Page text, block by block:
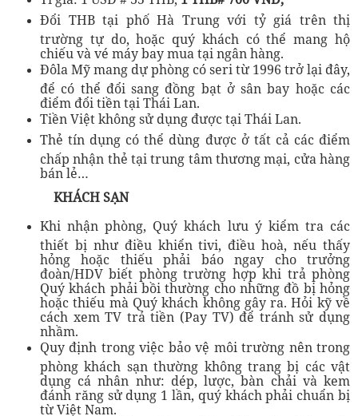
Đổi THB tại phố Hà Trung với tỷ giá trên thị
trường tự do, hoặc quý khách có thể mang hộ
chiếu và vé máy bay mua tại ngân hàng.
Đôla Mỹ mang dự phòng có seri từ 1996 trở lại đây,
để có thể đổi sang đồng bạt ở sân bay hoặc các
điểm đổi tiền tại Thái Lan.
Tiền Việt không sử dụng được tại Thái Lan.
Thẻ tín dụng có thể dùng được ở tất cả các điểm
chấp nhận thẻ tại trung tâm thương mại, cửa hàng
bán lẻ…
KHÁCH SẠN
Khi nhận phòng, Quý khách lưu ý kiểm tra các
thiết bị như điều khiển tivi, điều hoà, nếu thấy
hỏng hoặc thiếu phải báo ngay cho trưởng
đoàn/HDV biết phòng trường hợp khi trả phòng
Quý khách phải bồi thường cho những đồ bị hỏng
hoặc thiếu mà Quý khách không gây ra. Hỏi kỹ về
cách xem TV trả tiền (Pay TV) để tránh sử dụng
nhầm.
Quy định trong việc bảo vệ môi trường nên trong
phòng khách sạn thường không trang bị các vật
dụng cá nhân như: dép, lược, bàn chải và kem
đánh răng sử dụng 1 lần, quý khách phải chuẩn bị
từ Việt Nam.